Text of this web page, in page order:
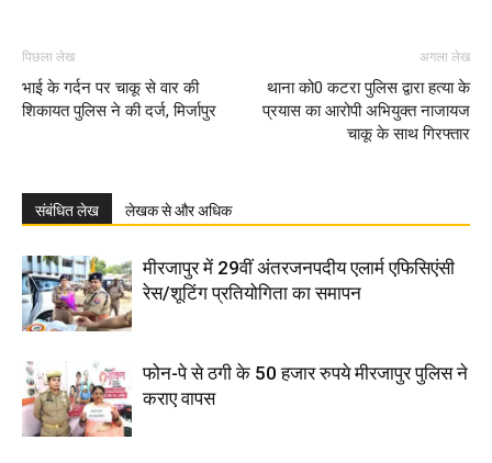
पिछला लेख
भाई के गर्दन पर चाकू से वार की
शिकायत पुलिस ने की दर्ज, मिर्जापुर
अगला लेख
थाना को0 कटरा पुलिस द्वारा हत्या के
प्रयास का आरोपी अभियुक्त नाजायज
चाकू के साथ गिरफ्तार
संबंधित लेख लेखक से और अधिक
मीरजापुर में 29वीं अंतरजनपदीय एलार्म एफिसिएंसी
रेस/शूटिंग प्रतियोगिता का समापन
फोन-पे से ठगी के 50 हजार रुपये मीरजापुर पुलिस ने
कराए वापस